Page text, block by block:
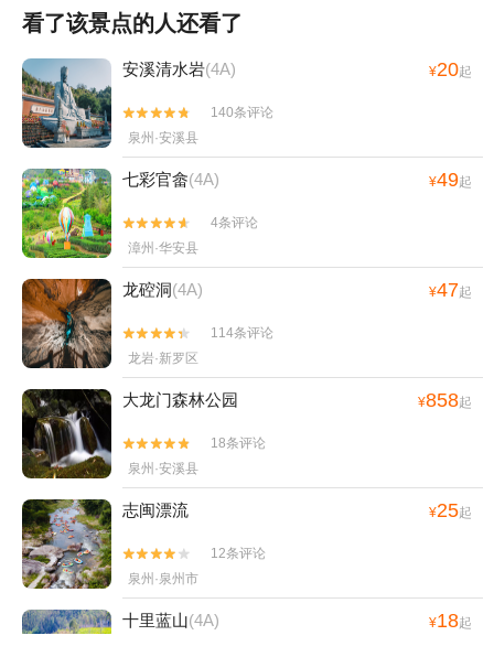
看了该景点的人还看了
安溪清水岩(4A) ¥20起


140条评论
泉州·安溪县
七彩官畲(4A) ¥49起


4条评论
漳州·华安县
龙硿洞(4A) ¥47起


114条评论
龙岩·新罗区
大龙门森林公园 ¥858起


18条评论
泉州·安溪县
志闽漂流 ¥25起


12条评论
泉州·泉州市
十里蓝山(4A) ¥18起